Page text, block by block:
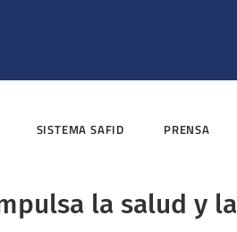
SISTEMA SAFID PRENSA
la salud y la